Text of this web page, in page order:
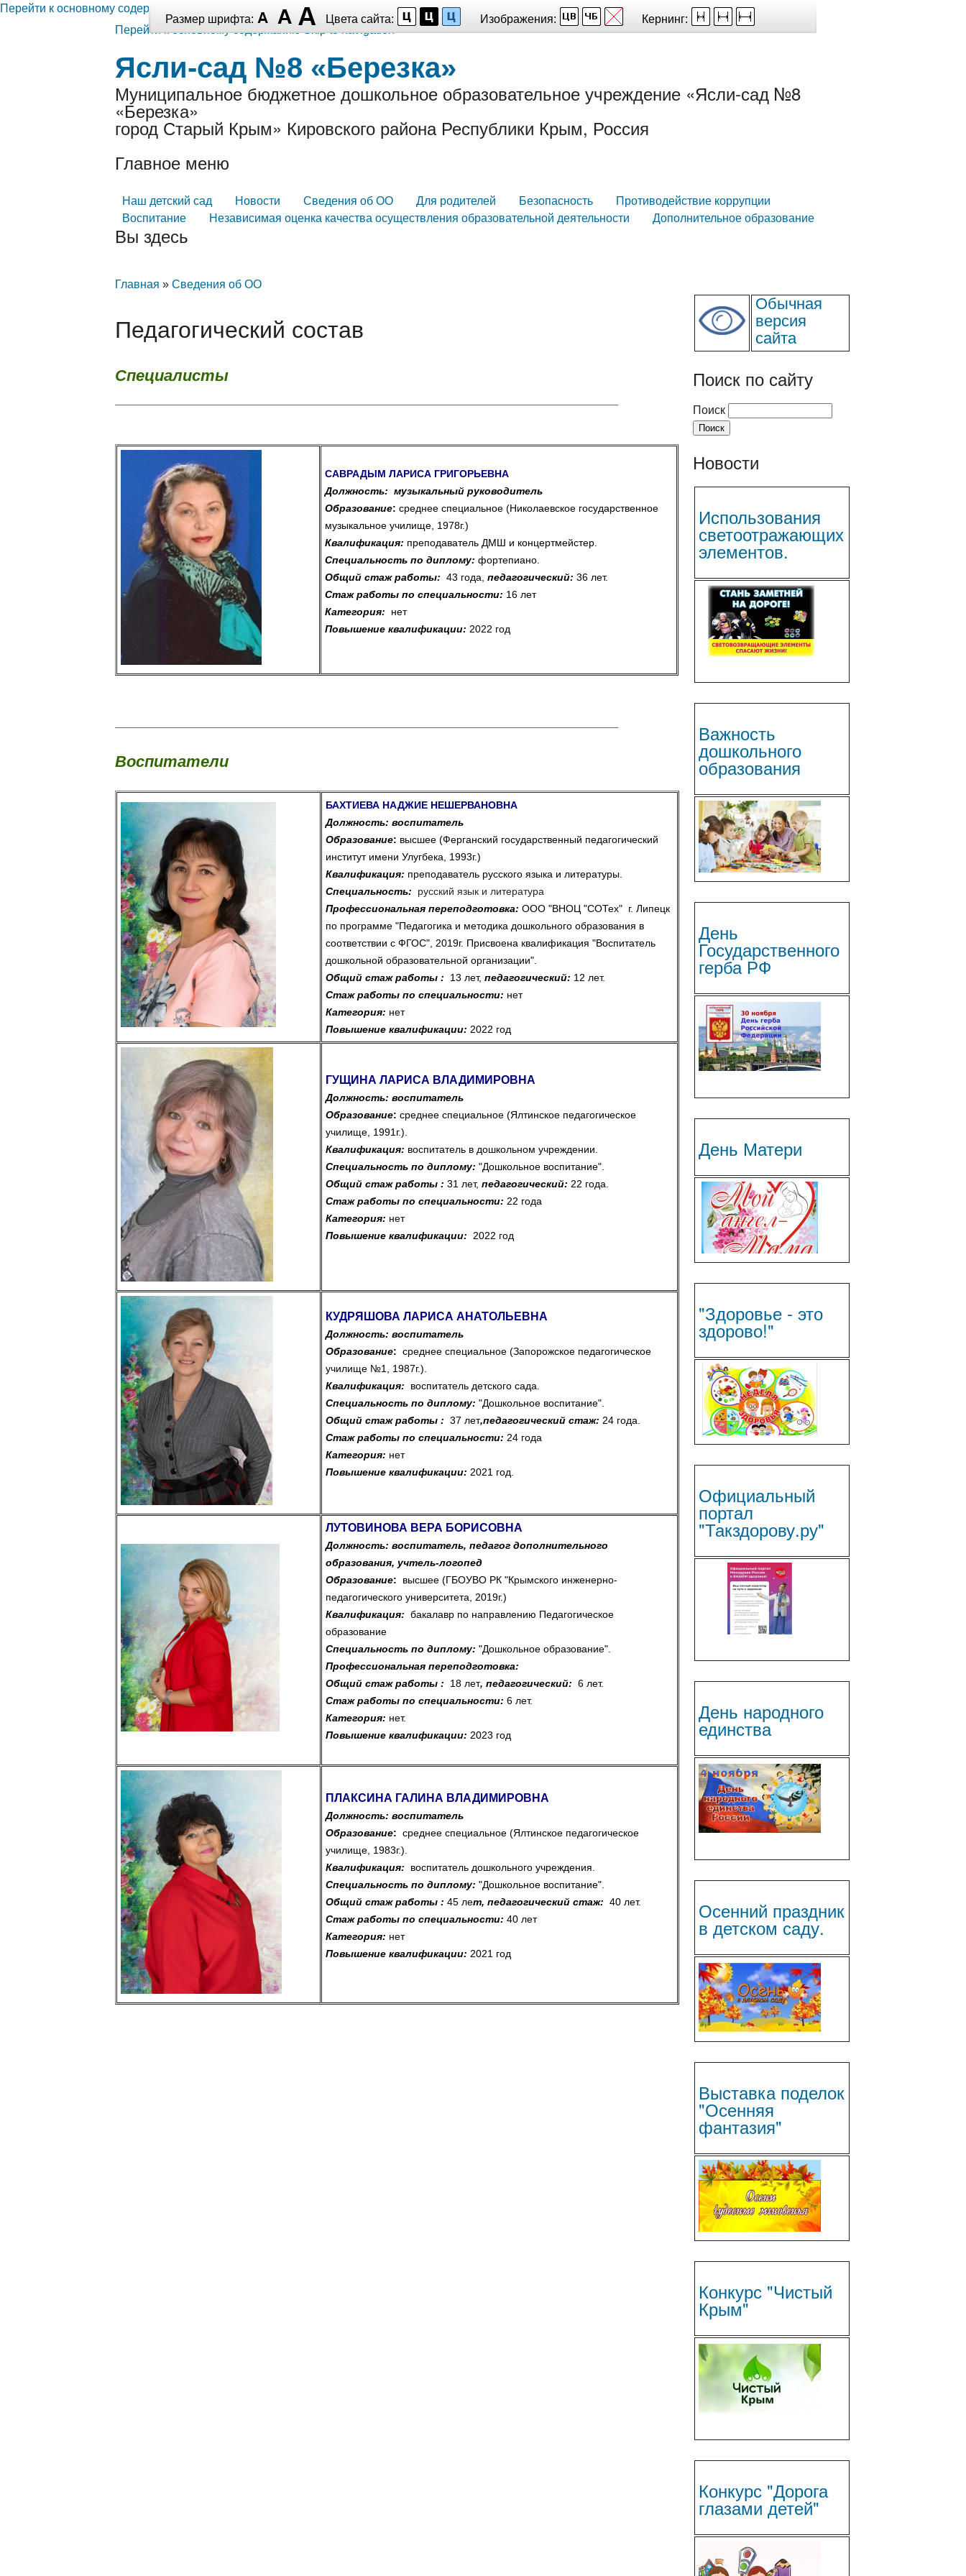
Перейти к основному содержанию
Размер шрифта:
Цвета сайта: Изображения:
Кернинг:
Перейти к основному содержанию Skip to navigation
Ясли-сад №8 «Березка»
Муниципальное бюджетное дошкольное образовательное учреждение «Ясли-сад №8
«Березка»
город Старый Крым» Кировского района Республики Крым, Россия
Главное меню
Наш детский сад Новости Сведения об ОО Для родителей Безопасность
Противодействие коррупции
Воспитание
Независимая оценка качества осуществления образовательной деятельности Дополнительное образование
Вы здесь
Главная » Сведения об ОО
Педагогический состав
Специалисты
САВРАДЫМ ЛАРИСА ГРИГОРЬЕВНА
Должность: музыкальный руководитель
Образование: среднее специальное (Николаевское государственное
музыкальное училище, 1978г.)
Квалификация: преподаватель ДМШ и концертмейстер.
Специальность по диплому: фортепиано.
Общий стаж работы: 43 года, педагогический: 36 лет.
Стаж работы по специальности: 16 лет
Категория:
нет
Повышение квалификации: 2022 год
Воспитатели
БАХТИЕВА НАДЖИЕ НЕШЕРВАНОВНА
Должность: воспитатель
Образование: высшее (Ферганский государственный педагогический
институт имени Улугбека, 1993г.)
Квалификация: преподаватель русского языка и литературы.
Специальность:
русский язык и литература
Профессиональная переподготовка: ООО "ВНОЦ "СОТех" г. Липецк
по программе "Педагогика и методика дошкольного образования в
соответствии с ФГОС", 2019г. Присвоена квалификация "Воспитатель
дошкольной образовательной организации".
Общий стаж работы : 13 лет, педагогический: 12 лет.
Стаж работы по специальности: нет
Категория: нет
Повышение квалификации: 2022 год
ГУЩИНА ЛАРИСА ВЛАДИМИРОВНА
Должность: воспитатель
Образование: среднее специальное (Ялтинское педагогическое
училище, 1991г.).
Квалификация: воспитатель в дошкольном учреждении.
Специальность по диплому: "Дошкольное воспитание".
Общий стаж работы : 31 лет, педагогический: 22 года.
Стаж работы по специальности: 22 года
Категория: нет
Повышение квалификации: 2022 год
КУДРЯШОВА ЛАРИСА АНАТОЛЬЕВНА
Должность: воспитатель
Образование: среднее специальное (Запорожское педагогическое
училище №1, 1987г.).
Квалификация: воспитатель детского сада.
Специальность по диплому: "Дошкольное воспитание".
Общий стаж работы : 37 лет,педагогический стаж: 24 года.
Стаж работы по специальности: 24 года
Категория: нет
Повышение квалификации: 2021 год.
ЛУТОВИНОВА ВЕРА БОРИСОВНА
Должность: воспитатель, педагог дополнительного
образования, учтель-логопед
Образование: высшее (ГБОУВО РК "Крымского инженерно-
педагогического университета, 2019г.)
Квалификация: бакалавр по направлению Педагогическое
образование
Специальность по диплому: "Дошкольное образование".
Профессиональная переподготовка:
Общий стаж работы : 18 лет, педагогический: 6 лет.
Стаж работы по специальности: 6 лет.
Категория: нет.
Повышение квалификации: 2023 год
ПЛАКСИНА ГАЛИНА ВЛАДИМИРОВНА
Должность: воспитатель
Образование: среднее специальное (Ялтинское педагогическое
училище, 1983г.).
Квалификация: воспитатель дошкольного учреждения.
Специальность по диплому: "Дошкольное воспитание".
Общий стаж работы : 45 лет, педагогический стаж: 40 лет.
Стаж работы по специальности: 40 лет
Категория: нет
Повышение квалификации: 2021 год
Обычная
версия
сайта
Поиск по сайту
Поиск
Новости
Использования
светоотражающих
элементов.
Важность
дошкольного
образования
День
Государственного
герба РФ
День Матери
"Здоровье - это
здорово!"
Официальный
портал
"Такздорову.ру"
День народного
единства
Осенний праздник
в детском саду.
Выставка поделок
"Осенняя
фантазия"
Конкурс "Чистый
Крым"
Конкурс "Дорога
глазами детей"